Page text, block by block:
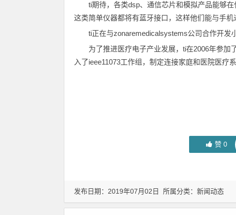
ti期待，各类dsp、通信芯片和模拟产品能够
这类简单仪器都将有蓝牙接口，这样他们能与手
ti正在与zonaremedicalsystems公司合作开发
为了推进医疗电子产业发展，ti在2006年参加
入了ieee11073工作组，制定连接家庭和医院医疗
赞0
发布日期：2019年07月02日 所属分类： 新闻动态